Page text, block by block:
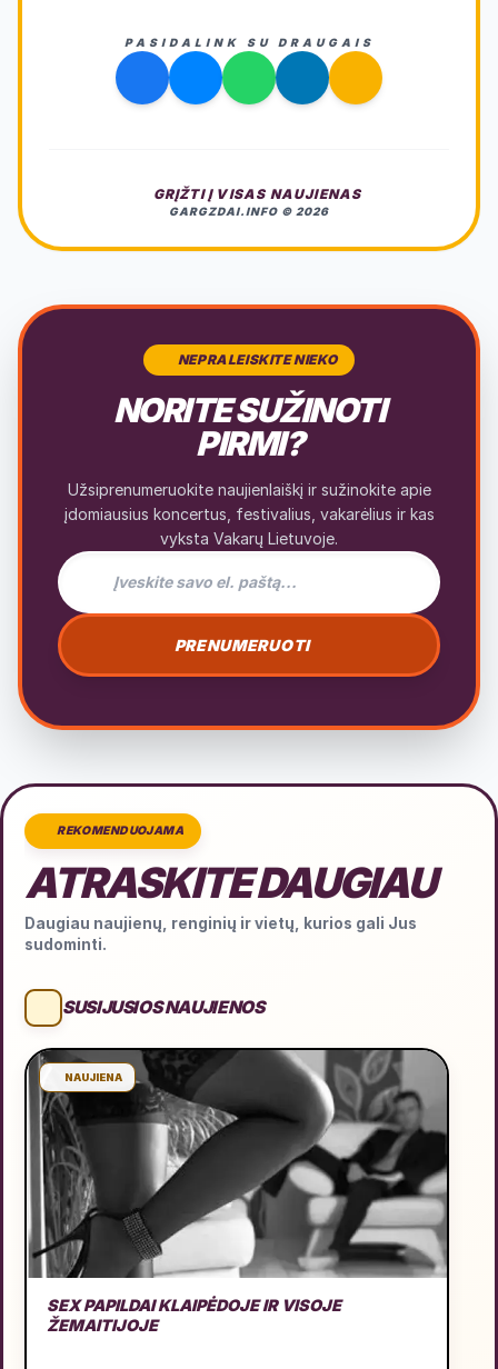
PASIDALINK SU DRAUGAIS
GRĮŽTI Į VISAS NAUJIENAS
GARGZDAI.INFO © 2026
NEPRALEISKITE NIEKO
NORITE SUŽINOTI
PIRMI?
Užsiprenumeruokite naujienlaiškį ir sužinokite apie
įdomiausius koncertus, festivalius, vakarėlius ir kas
vyksta Vakarų Lietuvoje.
El. pašto adresas naujienlaiškiui
PRENUMERUOTI
REKOMENDUOJAMA
ATRASKITE DAUGIAU
Daugiau naujienų, renginių ir vietų, kurios gali Jus
sudominti.
SUSIJUSIOS NAUJIENOS
NAUJIENA
SEX PAPILDAI KLAIPĖDOJE IR VISOJE
ŽEMAITIJOJE